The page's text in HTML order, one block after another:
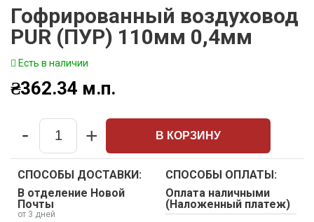
Гофрированный воздуховод
PUR (ПУР) 110мм 0,4мм
Есть в наличии
₴362.34 м.п.
Quantity
- + В КОРЗИНУ
СПОСОБЫ ДОСТАВКИ:
В отделение Новой
Почты
от 3 дней
СПОСОБЫ ОПЛАТЫ:
Оплата наличными
(Наложенный платеж)